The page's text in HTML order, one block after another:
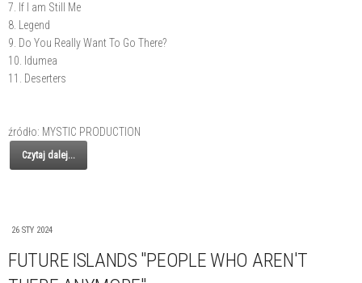
7. If I am Still Me
8. Legend
9. Do You Really Want To Go There?
10. Idumea
11. Deserters
źródło: MYSTIC PRODUCTION
Czytaj dalej...
26 STY 2024
FUTURE ISLANDS "PEOPLE WHO AREN'T